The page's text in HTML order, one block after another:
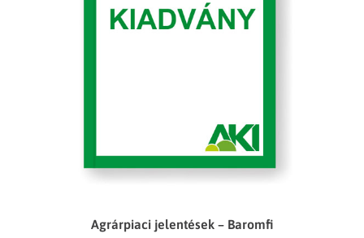
Agrárpiaci jelentések – Baromfi